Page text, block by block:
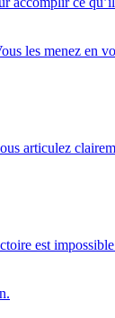
les menez en
articulez
est